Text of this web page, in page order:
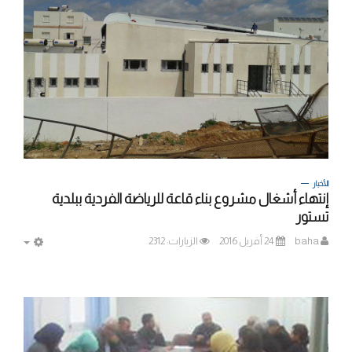
الأخبار
إنتهاء أشغال مشروع بناء قاعة للرياضة الفردية ببلدية
تستور
baha 24 أفريل 2016 الزيارات: 2312